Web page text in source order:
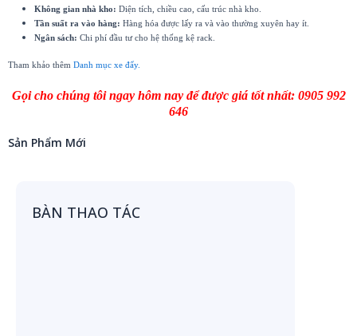
Không gian nhà kho: Diện tích, chiều cao, cấu trúc nhà kho.
Tần suất ra vào hàng: Hàng hóa được lấy ra và vào thường xuyên hay ít.
Ngân sách: Chi phí đầu tư cho hệ thống kệ rack.
Tham khảo thêm Danh mục xe đẩy.
Gọi cho chúng tôi ngay hôm nay để được giá tốt nhất: 0905 992
646
Sản Phẩm Mới
BÀN THAO TÁC